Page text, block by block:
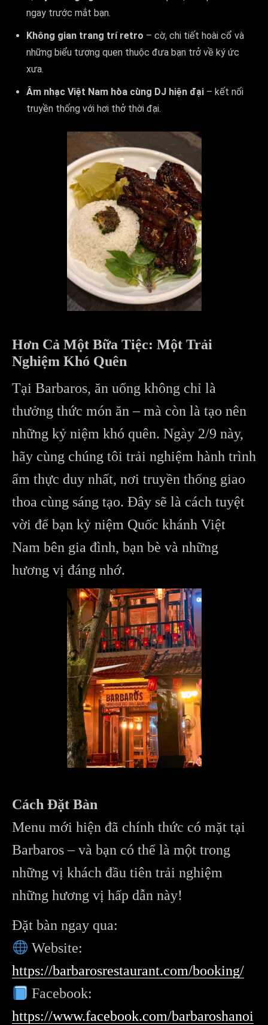
ngay trước mắt bạn.
Không gian trang trí retro – cờ, chi tiết hoài cổ và
những biểu tượng quen thuộc đưa bạn trở về ký ức
xưa.
Âm nhạc Việt Nam hòa cùng DJ hiện đại – kết nối
truyền thống với hơi thở thời đại.
Hơn Cả Một Bữa Tiệc: Một Trải
Nghiệm Khó Quên
Tại Barbaros, ăn uống không chỉ là
thưởng thức món ăn – mà còn là tạo nên
những kỷ niệm khó quên. Ngày 2/9 này,
hãy cùng chúng tôi trải nghiệm hành trình
ẩm thực duy nhất, nơi truyền thống giao
thoa cùng sáng tạo. Đây sẽ là cách tuyệt
vời để bạn kỷ niệm Quốc khánh Việt
Nam bên gia đình, bạn bè và những
hương vị đáng nhớ.
Cách Đặt Bàn
Menu mới hiện đã chính thức có mặt tại
Barbaros – và bạn có thể là một trong
những vị khách đầu tiên trải nghiệm
những hương vị hấp dẫn này!
Đặt bàn ngay qua:
Website:
https://barbarosrestaurant.com/booking/
Facebook:
https://www.facebook.com/barbaroshanoi